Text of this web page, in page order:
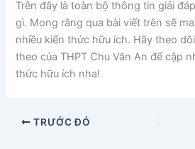
Trên đây là toàn bộ thông tin giải
gì. Mong rằng qua bài viết trên sẽ
nhiều kiến thức hữu ích. Hãy theo
theo của THPT Chu Văn An để cập
thức hữu ích nha!
TRƯỚC ĐÓ